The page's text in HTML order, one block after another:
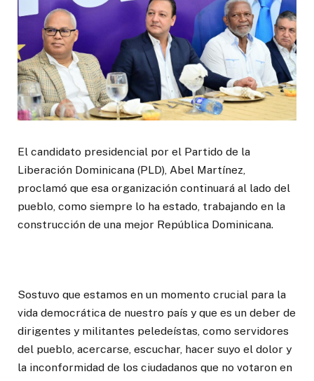
El candidato presidencial por el Partido de la
Liberación Dominicana (PLD), Abel Martínez,
proclamó que esa organización continuará al lado del
pueblo, como siempre lo ha estado, trabajando en la
construcción de una mejor República Dominicana.
Sostuvo que estamos en un momento crucial para la
vida democrática de nuestro país y que es un deber de
dirigentes y militantes peledeístas, como servidores
del pueblo, acercarse, escuchar, hacer suyo el dolor y
la inconformidad de los ciudadanos que no votaron en